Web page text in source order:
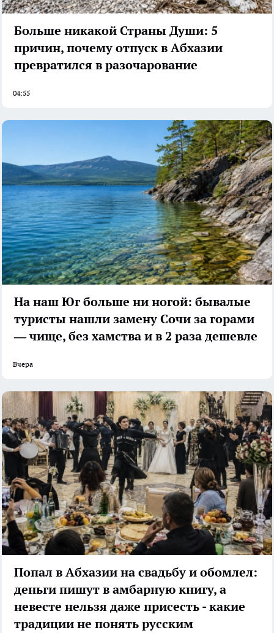
Больше никакой Страны Души: 5
причин, почему отпуск в Абхазии
превратился в разочарование
04:55
На наш Юг больше ни ногой: бывалые
туристы нашли замену Сочи за горами
— чище, без хамства и в 2 раза дешевле
Вчера
Попал в Абхазии на свадьбу и обомлел:
деньги пишут в амбарную книгу, а
невесте нельзя даже присесть - какие
традиции не понять русским